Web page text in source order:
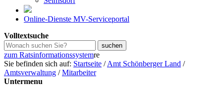
Online-Dienste MV-Serviceportal
Volltextsuche
zum Ratsinformationssystemre
Sie befinden sich auf: Startseite /Amt Schönberger Land /
Amtsverwaltung /Mitarbeiter
Untermenu